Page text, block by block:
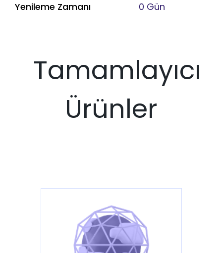
Yenileme Zamanı 0 Gün
Tamamlayıcı
Ürünler